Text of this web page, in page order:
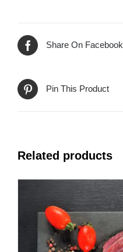
Share On Facebook
Pin This Product
Related products